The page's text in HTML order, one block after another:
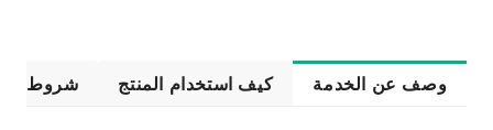
وصف عن الخدمة كيف استخدام المنتج شروط